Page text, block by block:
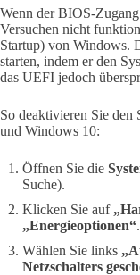
Wenn der BIOS-
Versuchen nicht
Startup) von Windows.
starten, indem er den
das UEFI jedoch
So deaktivieren Sie den
und Windows 10:
Öffnen Sie die
Suche).
Klicken Sie auf
„Energieoptionen“.
Wählen Sie links
Netzschalters